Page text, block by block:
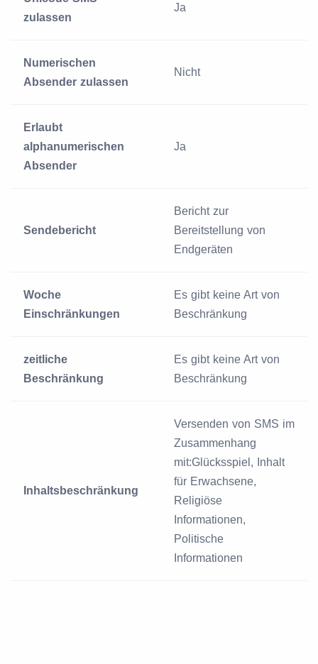
zulassen
Ja
Numerischen
Absender zulassen
Nicht
Erlaubt
alphanumerischen
Absender
Ja
Sendebericht
Bericht zur
Bereitstellung von
Endgeräten
Woche
Einschränkungen
Es gibt keine Art von
Beschränkung
zeitliche
Beschränkung
Es gibt keine Art von
Beschränkung
Inhaltsbeschränkung
Versenden von SMS im
Zusammenhang
mit:Glücksspiel, Inhalt
für Erwachsene,
Religiöse
Informationen,
Politische
Informationen